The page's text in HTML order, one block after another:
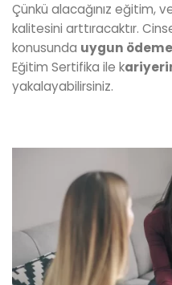
Çünkü alacağınız eğitim,
kalitesini arttıracaktır.
konusunda uygun
Eğitim Sertifika ile k
yakalayabilirsiniz.